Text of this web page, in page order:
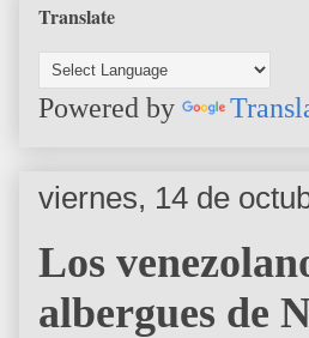
Translate
Powered by
viernes, 14 de
Los
albergues de